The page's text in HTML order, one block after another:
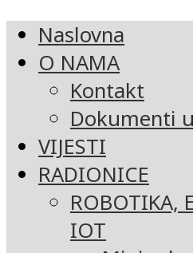
Naslovna
O NAMA
Kontakt
Dokumenti
VIJESTI
RADIONICE
ROBOTIKA,
IOT